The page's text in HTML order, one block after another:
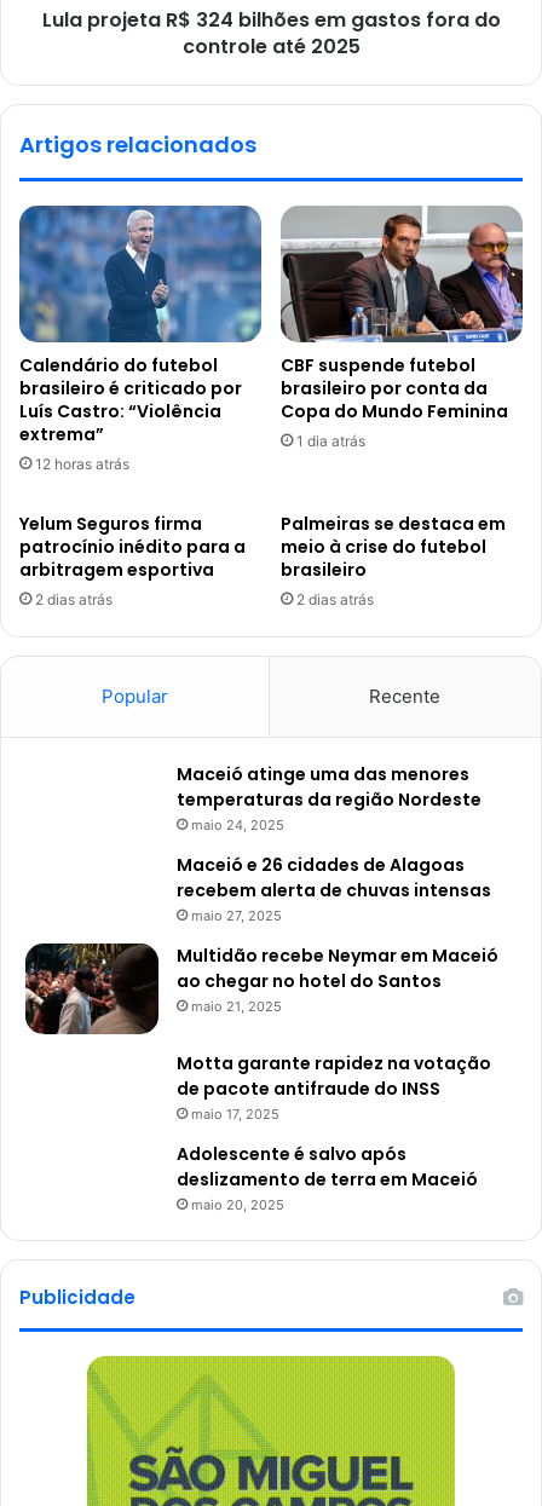
Lula projeta R$ 324 bilhões em gastos fora do
controle até 2025
Artigos relacionados
Calendário do futebol
brasileiro é criticado por
Luís Castro: “Violência
extrema”
12 horas atrás
CBF suspende futebol
brasileiro por conta da
Copa do Mundo Feminina
1 dia atrás
Yelum Seguros firma
patrocínio inédito para a
arbitragem esportiva
2 dias atrás
Palmeiras se destaca em
meio à crise do futebol
brasileiro
2 dias atrás
Popular Recente
Maceió atinge uma das menores
temperaturas da região Nordeste
maio 24, 2025
Maceió e 26 cidades de Alagoas
recebem alerta de chuvas intensas
maio 27, 2025
Multidão recebe Neymar em Maceió
ao chegar no hotel do Santos
maio 21, 2025
Motta garante rapidez na votação
de pacote antifraude do INSS
maio 17, 2025
Adolescente é salvo após
deslizamento de terra em Maceió
maio 20, 2025
Publicidade